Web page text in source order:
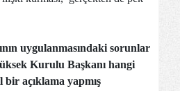
uygulanmasındaki sorunlar
Kurulu Başkanı hangi
bir açıklama yapmış